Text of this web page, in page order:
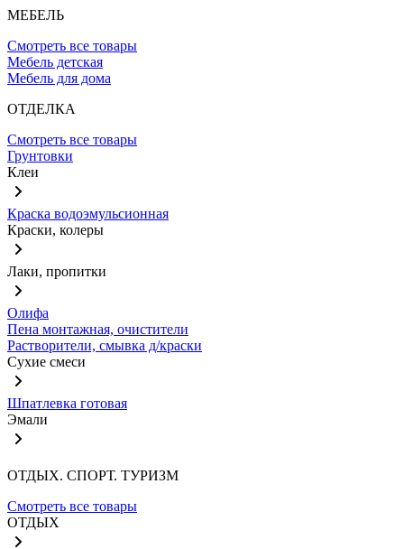
МЕБЕЛЬ
Смотреть все товары
Мебель детская
Мебель для дома
ОТДЕЛКА
Смотреть все товары
Грунтовки
Клеи
Краска водоэмульсионная
Краски, колеры
Лаки, пропитки
Олифа
Пена монтажная, очистители
Растворители, смывка д/краски
Сухие смеси
Шпатлевка готовая
Эмали
ОТДЫХ. СПОРТ. ТУРИЗМ
Смотреть все товары
ОТДЫХ